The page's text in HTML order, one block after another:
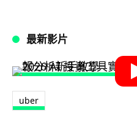
最新影片
uber